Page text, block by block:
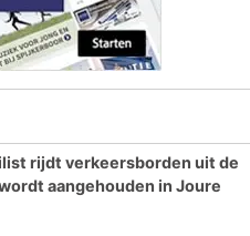
rijdt verkeersborden uit de
aangehouden in Joure